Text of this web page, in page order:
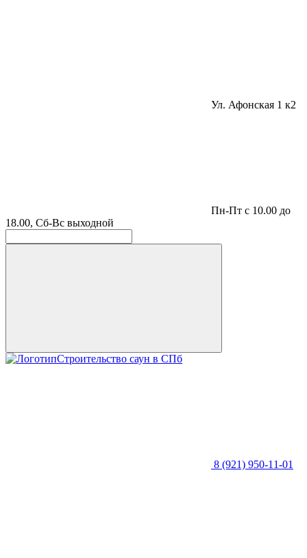
Ул. Афонская 1 к2
Пн-Пт с 10.00 до
18.00, Сб-Вс выходной
Строительство саун в СПб
8 (921) 950-11-01